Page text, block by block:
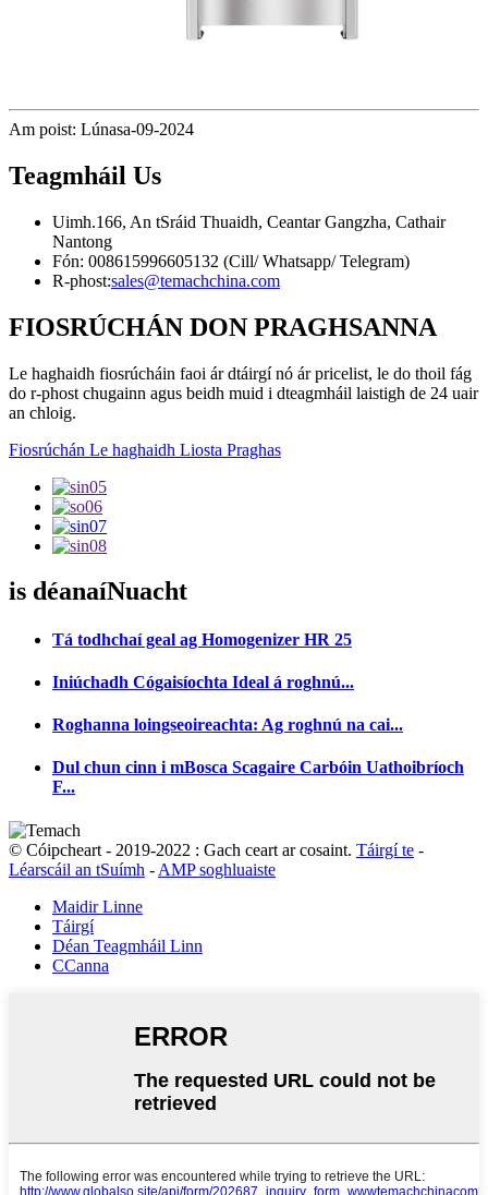
Am poist: Lúnasa-09-2024
Teagmháil Us
Uimh.166, An tSráid Thuaidh, Ceantar Gangzha, Cathair
Nantong
Fón: 008615996605132 (Cill/ Whatsapp/ Telegram)
R-phost:sales@temachchina.com
FIOSRÚCHÁN DON PRAGHSANNA
Le haghaidh fiosrúcháin faoi ár dtáirgí nó ár pricelist, le do thoil fág
do r-phost chugainn agus beidh muid i dteagmháil laistigh de 24 uair
an chloig.
Fiosrúchán Le haghaidh Liosta Praghas
is déanaíNuacht
Tá todhchaí geal ag Homogenizer HR 25
Iniúchadh Cógaisíochta Ideal á roghnú...
Roghanna loingseoireachta: Ag roghnú na cai...
Dul chun cinn i mBosca Scagaire Carbóin Uathoibríoch
F...
© Cóipcheart - 2019-2022 : Gach ceart ar cosaint. Táirgí te -
Léarscáil an tSuímh - AMP soghluaiste
Maidir Linne
Táirgí
Déan Teagmháil Linn
CCanna